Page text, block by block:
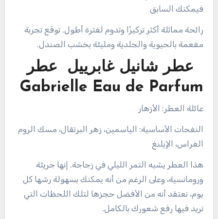
فيمكنك السابق
رائحة مماثلة أكثر تركيزًا وتدوم لفترة أطول. توقع تجربة
مفعمة بالحيوية والجلدية ومليئة بخشب الصندل.
عطر شانيل غابرييل عطر
Gabrielle Eau de Parfum
عائلة العطر: الأزهار
النفحات الأساسية: الياسمين، زهر البرتقال، مسك الروم
الغراس، الإيلنغ
هذا العطر يشبه التمر الليلي في زجاجة. إنها جريئة
ورومانسية، وعلى الرغم من أنه يمكنك بسهولة رشها كل
يوم، نعتقد أنه من الأفضل حجزها لتلك اللحظات التي
تريد فيها رفع شعورك بالكامل.